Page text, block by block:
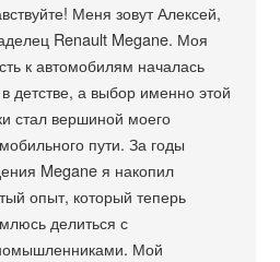
Меня зовут Алексей,
Renault Megane. Моя
к автомобилям началась
детстве, а выбор именно этой
стал вершиной моего
пути. За годы
Megane я накопил
опыт, который теперь
делиться с
Мой